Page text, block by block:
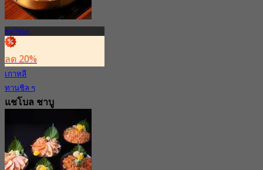
พระโขนง
ลด 20%
เกาหลี
ทานชิล ๆ
แชโบล ชาบู
93 การจอง
จาก฿ 235